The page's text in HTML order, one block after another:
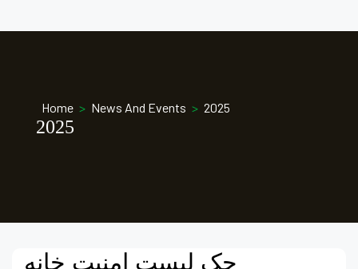
2025
Home > News And Events > 2025
چک لیست امنیت خانه